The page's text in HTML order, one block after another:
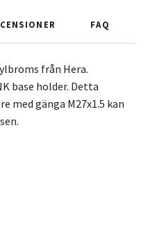
FAQ
från Hera.
base holder. Detta
med gänga M27x1.5 kan